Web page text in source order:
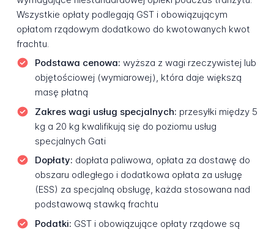
Wszystkie opłaty podlegają GST i obowiązującym
opłatom rządowym dodatkowo do kwotowanych kwot
frachtu.
Podstawa cenowa: wyższa z wagi rzeczywistej lub
objętościowej (wymiarowej), która daje większą
masę płatną
Zakres wagi usług specjalnych: przesyłki między 5
kg a 20 kg kwalifikują się do poziomu usług
specjalnych Gati
Dopłaty: dopłata paliwowa, opłata za dostawę do
obszaru odległego i dodatkowa opłata za usługę
(ESS) za specjalną obsługę, każda stosowana nad
podstawową stawką frachtu
Podatki: GST i obowiązujące opłaty rządowe są